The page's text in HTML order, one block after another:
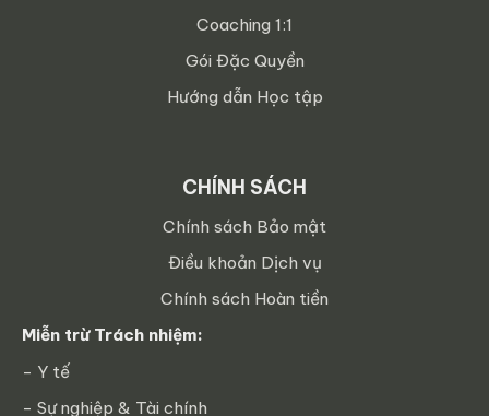
Coaching 1:1
Gói Đặc Quyền
Hướng dẫn Học tập
CHÍNH SÁCH
Chính sách Bảo mật
Điều khoản Dịch vụ
Chính sách Hoàn tiền
Miễn trừ Trách nhiệm:
- Y tế
- Sự nghiệp & Tài chính